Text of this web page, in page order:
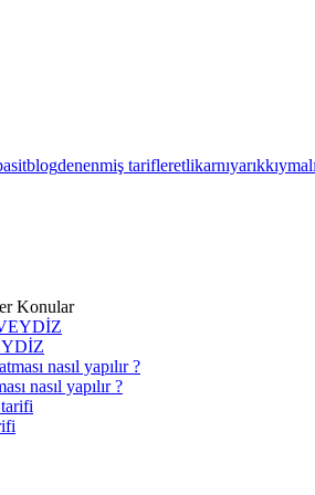
blogdenenmiş tarifleretlikarnıyarıkkıymalı
Konular
nasıl yapılır ?